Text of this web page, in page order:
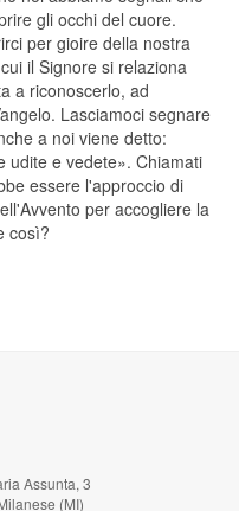
gli occhi del cuore.
per gioire della nostra
il Signore si relaziona
a riconoscerlo, ad
Lasciamoci segnare
a noi viene detto:
udite e vedete». Chiamati
essere l'approccio di
per accogliere la
così?
Assunta, 3
(MI)